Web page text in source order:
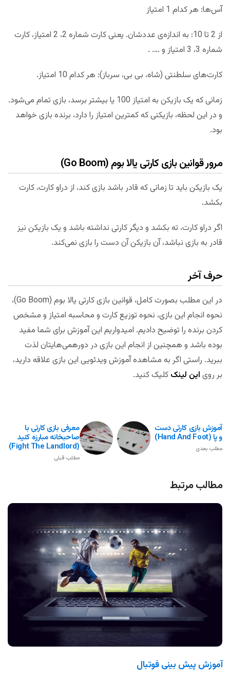
آس‌ها: هر کدام 1 امتیاز
از 2 تا 10: به اندازه‌ی عددشان. یعنی کارت شماره 2، 2 امتیاز، کارت
شماره 3، 3 امتیاز و …. .
کارت‌های سلطنتی (شاه، بی بی، سرباز): هر کدام 10 امتیاز.
زمانی که یک بازیکن به امتیاز 100 یا بیشتر برسد، بازی تمام می‌شود.
و در این لحظه، بازیکنی که کمترین امتیاز را دارد، برنده بازی خواهد
بود.
مرور قوانین بازی کارتی یالا بوم (Go Boom)
یک بازیکن باید تا زمانی که قادر باشد بازی کند، از دراو کارت، کارت
بکشد.
اگر دراو کارت، ته بکشد و دیگر کارتی نداشته باشد و یک بازیکن نیز
قادر به بازی نباشد، آن بازیکن آن دست را بازی نمی‌کند.
حرف آخر
در این مطلب بصورت کامل، قوانین بازی کارتی یالا بوم (Go Boom)،
نحوه انجام این بازی، نحوه توزیع کارت و محاسبه امتیاز و مشخص
کردن برنده را توضیح دادیم. امیدواریم این آموزش برای شما مفید
بوده باشد و همچنین از انجام این بازی در دورهمی‌هایتان لذت
ببرید. راستی اگر به مشاهده آموزش ویدئویی این بازی علاقه دارید،
بر روی این لینک کلیک کنید.
معرفی بازی کارتی با
صاحبخانه مبارزه کنید
(Fight The Landlord)
مطلب قبلی
آموزش بازی کارتی دست
و پا (Hand And Foot)
مطلب بعدی
مطالب مرتبط
آموزش پیش بینی فوتبال